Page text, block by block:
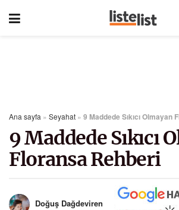
Ana sayfa » Seyahat » 9 Maddede Sıkıcı Olmayan
9 Maddede Sıkıcı
Floransa Rehberi
Doğuş Dağdeviren